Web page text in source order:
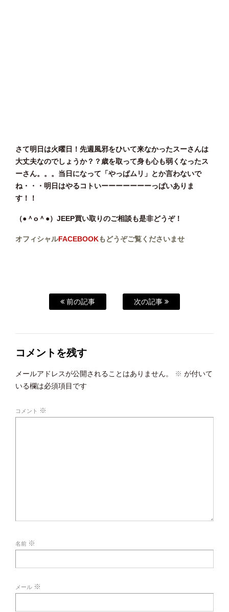
さて明日は火曜日！先週風邪をひいて来なかったスーさんは
大丈夫なのでしょうか？？歳を取って身も心も弱くなったス
ーさん。。。当日になって「やっぱムリ」とか言わないで
ね・・・明日はやるコトいーーーーーーーっぱいありま
す！！
（●＾o＾●）JEEP買い取りのご相談も是非どうぞ！
オフィシャルFACEBOOKもどうぞご覧くださいませ
前の記事 次の記事
コメントを残す
メールアドレスが公開されることはありません。 ※ が付いて
いる欄は必須項目です
コメント ※
名前 ※
メール ※